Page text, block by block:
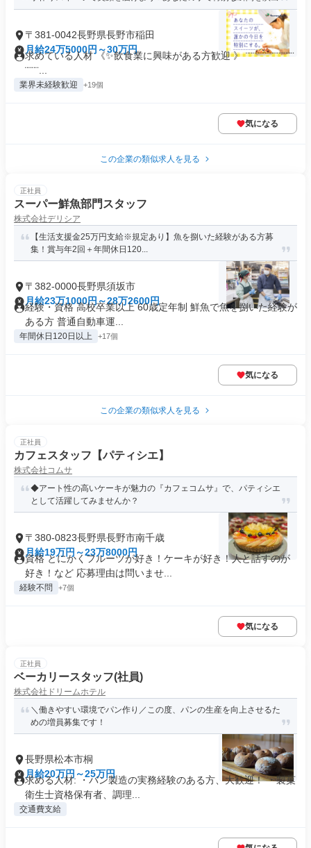
〒381-0042長野県長野市稲田
月給24万5000円～30万円
求めている人材 《✨飲食業に興味がある方歓迎 》 ¨¨¨¨¨¨¨¨¨¨¨¨¨¨
¨¨¨¨...
業界未経験歓迎 +19個
気になる
この企業の類似求人を見る
正社員
スーパー鮮魚部門スタッフ
株式会社デリシア
【生活支援金25万円支給※規定あり】魚を捌いた経験がある方募
集！賞与年2回＋年間休日120...
〒382-0000長野県須坂市
月給23万1000円～28万2600円
経験・資格 高校卒業以上 60歳定年制 鮮魚で魚を捌いた経験が
ある方 普通自動車運...
年間休日120日以上 +17個
気になる
この企業の類似求人を見る
正社員
カフェスタッフ【パティシエ】
株式会社コムサ
◆アート性の高いケーキが魅力の『カフェコムサ』で、パティシエ
として活躍してみませんか？
〒380-0823長野県長野市南千歳
月給19万円～23万8000円
資格 とにかくフルーツが好き！ケーキが好き！人と話すのが
好き！など 応募理由は問いませ...
経験不問 +7個
気になる
正社員
ベーカリースタッフ(社員)
株式会社ドリームホテル
＼働きやすい環境でパン作り／この度、パンの生産を向上させるた
めの増員募集です！
長野県松本市桐
月給20万円～25万円
求める人材: ・パン製造の実務経験のある方、大歓迎！ ・製菓
衛生士資格保有者、調理...
交通費支給